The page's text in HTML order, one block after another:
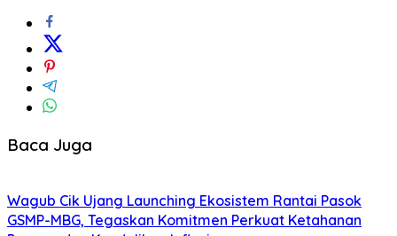
Baca Juga
Wagub Cik Ujang Launching Ekosistem Rantai Pasok
GSMP-MBG, Tegaskan Komitmen Perkuat Ketahanan